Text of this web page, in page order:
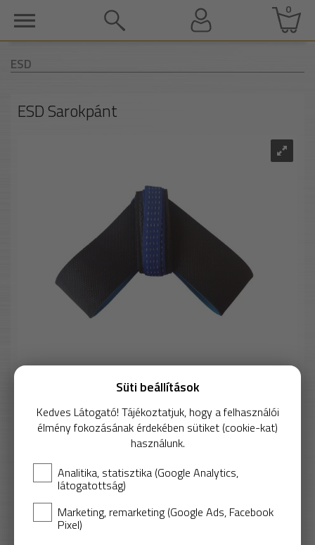
0
ESD
ESD Sarokpánt
Készlet erejéig
635 Ft
Süti beállítások
Kedves Látogató! Tájékoztatjuk, hogy a felhasználói
élmény fokozásának érdekében sütiket (cookie-kat)
használunk.
Analitika, statisztika (Google Analytics,
látogatottság)
Marketing, remarketing (Google Ads, Facebook
Pixel)